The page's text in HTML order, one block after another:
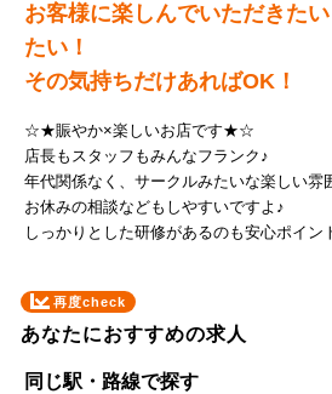
お客様に楽しんでいただきた
たい！
その気持ちだけあればOK！
☆★賑やか×楽しいお店です★☆
店長もスタッフもみんなフランク♪
年代関係なく、サークルみたいな楽しい
お休みの相談などもしやすいですよ♪
再度check
あなたにおすすめの求人
同じ駅・路線で探す